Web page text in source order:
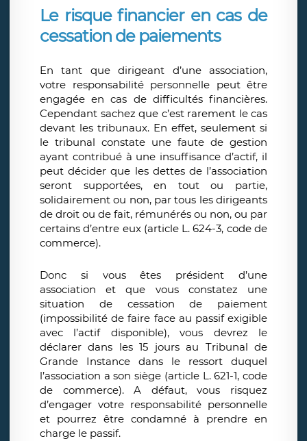
Le risque financier en cas de
cessation de paiements
En tant que dirigeant d’une association,
votre responsabilité personnelle peut être
engagée en cas de difficultés financières.
Cependant sachez que c’est rarement le cas
devant les tribunaux. En effet, seulement si
le tribunal constate une faute de gestion
ayant contribué à une insuffisance d’actif, il
peut décider que les dettes de l’association
seront supportées, en tout ou partie,
solidairement ou non, par tous les dirigeants
de droit ou de fait, rémunérés ou non, ou par
certains d’entre eux (article L. 624-3, code de
commerce).
Donc si vous êtes président d’une
association et que vous constatez une
situation de cessation de paiement
(impossibilité de faire face au passif exigible
avec l’actif disponible), vous devrez le
déclarer dans les 15 jours au Tribunal de
Grande Instance dans le ressort duquel
l’association a son siège (article L. 621-1, code
de commerce). A défaut, vous risquez
d’engager votre responsabilité personnelle
et pourrez être condamné à prendre en
charge le passif.